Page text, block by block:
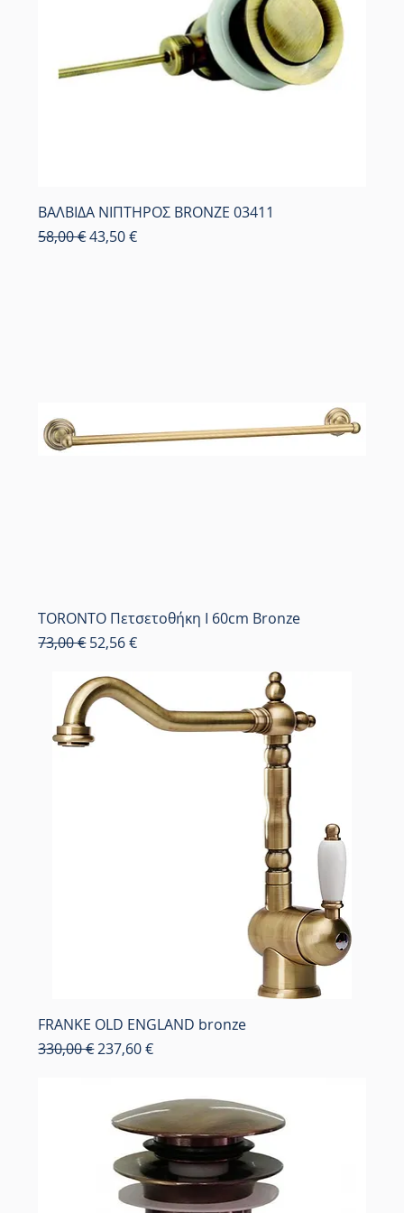
ΒΑΛΒΙΔΑ ΝΙΠΤΗΡΟΣ BRONZE 03411
Κανονική τιμή
58,00 €Τιμή Έκπτωσης
43,50 €
TORONTO Πετσετοθήκη Ι 60cm Bronze
Κανονική τιμή
73,00 € Τιμή Έκπτωσης
52,56 €
FRANKE OLD ENGLAND bronze
Κανονική τιμή
330,00 € Τιμή Έκπτωσης
237,60 €